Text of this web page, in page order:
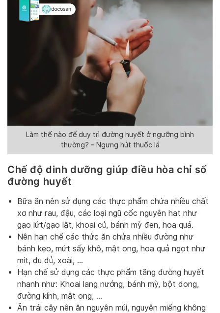
Làm thế nào để duy trì đường huyết ở ngưỡng bình
thường? – Ngưng hút thuốc lá
Chế độ dinh dưỡng giúp điều hòa chỉ số
đường huyết
Bữa ăn nên sử dụng các thực phẩm chứa nhiều chất
xơ như rau, đậu, các loại ngũ cốc nguyên hạt như
gạo lứt/gạo lật, khoai củ, bánh mỳ đen, hoa quả.
Nên hạn chế các thức ăn chứa nhiều đường như
bánh kẹo, mứt sấy khô, mật ong, hoa quả ngọt như
mít, đu đủ, xoài, …
Hạn chế sử dụng các thực phẩm tăng đường huyết
nhanh như: Khoai lang nướng, bánh mỳ, bột dong,
đường kính, mật ong, …
Ăn trái cây nên ăn nguyên múi, nguyên miếng không